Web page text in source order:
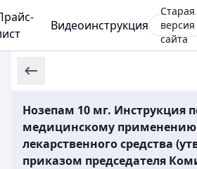
Видеоинструкция
Старая
версия
сайта
Нозепам 10 мг. Инструкция
медицинскому применению
лекарственного средства
приказом председателя